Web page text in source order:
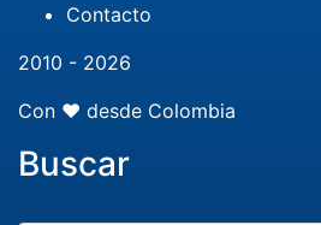
Contacto
2010 - 2026
Con ❤️ desde Colombia
Buscar